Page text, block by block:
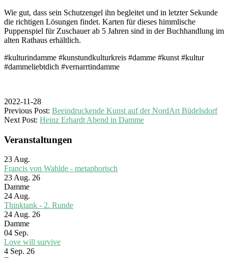
Wie gut, dass sein Schutzengel ihn begleitet und in letzter Sekunde
die richtigen Lösungen findet. Karten für dieses himmlische
Puppenspiel für Zuschauer ab 5 Jahren sind in der Buchhandlung im
alten Rathaus erhältlich.
#kulturindamme #kunstundkulturkreis #damme #kunst #kultur
#dammeliebtdich #vernarrtindamme
2022-11-28
Previous Post: Beeindruckende Kunst auf der NordArt Büdelsdorf
Next Post: Heinz Erhardt Abend in Damme
Veranstaltungen
23 Aug.
Francis von Wahlde - metaphorisch
23 Aug. 26
Damme
24 Aug.
Thinktank - 2. Runde
24 Aug. 26
Damme
04 Sep.
Love will survive
4 Sep. 26